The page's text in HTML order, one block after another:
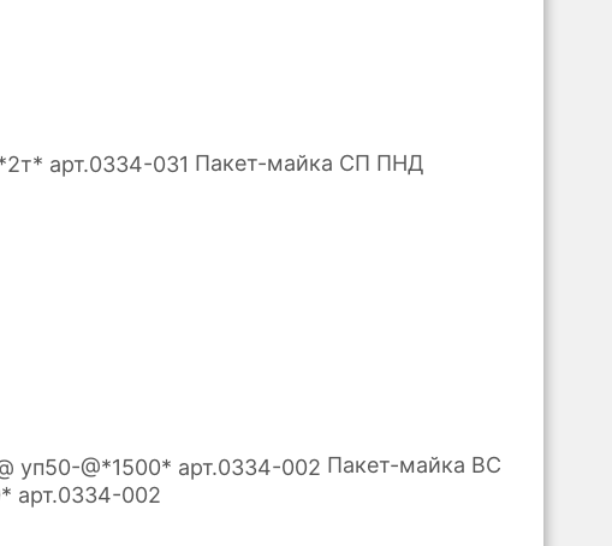
Пакет-майка СП ПНД
Пакет-майка ВС
арт.0334-002